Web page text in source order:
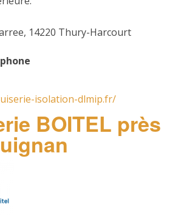
14220 Thury-Harcourt
isolation-dlmip.fr/
BOITEL près